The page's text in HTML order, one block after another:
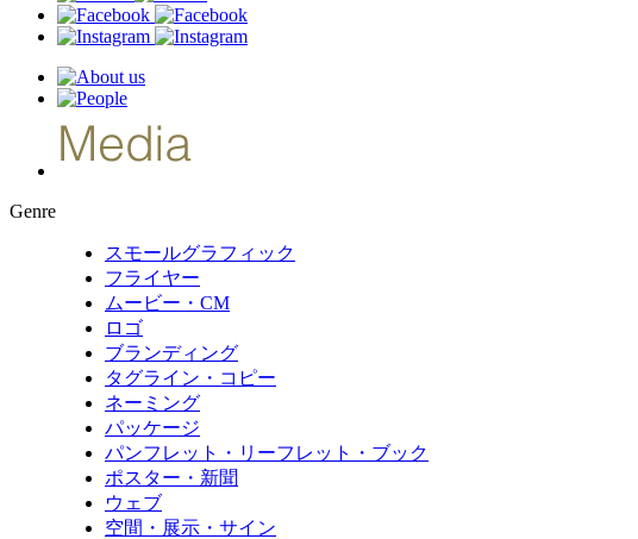
Genre
スモールグラフィック
フライヤー
ムービー・CM
ロゴ
ブランディング
タグライン・コピー
ネーミング
パッケージ
パンフレット・リーフレット・ブック
ポスター・新聞
ウェブ
空間・展示・サイン